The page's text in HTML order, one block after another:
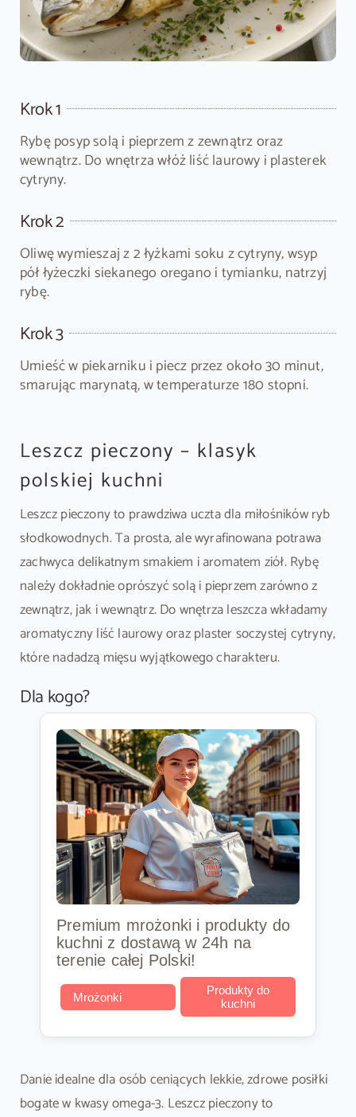
Krok 1
Rybę posyp solą i pieprzem z zewnątrz oraz
wewnątrz. Do wnętrza włóż liść laurowy i plasterek
cytryny.
Krok 2
Oliwę wymieszaj z 2 łyżkami soku z cytryny, wsyp
pół łyżeczki siekanego oregano i tymianku, natrzyj
rybę.
Krok 3
Umieść w piekarniku i piecz przez około 30 minut,
smarując marynatą, w temperaturze 180 stopni.
Leszcz pieczony – klasyk
polskiej kuchni
Leszcz pieczony to prawdziwa uczta dla miłośników ryb
słodkowodnych. Ta prosta, ale wyrafinowana potrawa
zachwyca delikatnym smakiem i aromatem ziół. Rybę
należy dokładnie oprószyć solą i pieprzem zarówno z
zewnątrz, jak i wewnątrz. Do wnętrza leszcza wkładamy
aromatyczny liść laurowy oraz plaster soczystej cytryny,
które nadadzą mięsu wyjątkowego charakteru.
Dla kogo?
Premium mrożonki i produkty do
kuchni z dostawą w 24h na
terenie całej Polski!
Mrożonki
Produkty do
kuchni
Danie idealne dla osób ceniących lekkie, zdrowe posiłki
bogate w kwasy omega-3. Leszcz pieczony to